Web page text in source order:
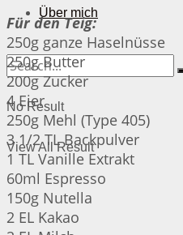
Über mich
No Result
View All Result
Für den Teig:
250g ganze Haselnüsse
250g Butter
200g Zucker
4 Eier
250g Mehl (Type 405)
3 1/2 TL Backpulver
1 TL Vanille Extrakt
60ml Espresso
150g Nutella
2 EL Kakao